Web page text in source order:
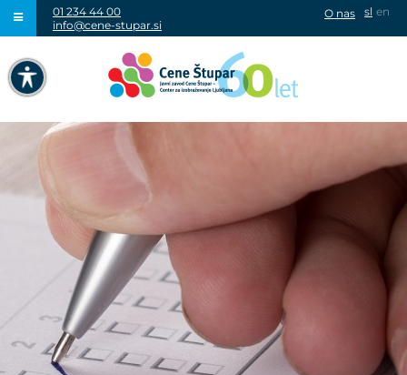
NAVIGACIJA PREKO TIPKOVNICE
IZKLJUČI ANIMACIJE
VISOK KONTRAST
01 234 44 00
info@cene-stupar.si
sl en
O nas